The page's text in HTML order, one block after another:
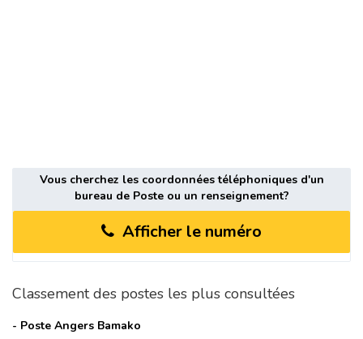
Vous cherchez les coordonnées téléphoniques d'un
bureau de Poste ou un renseignement?
Afficher le numéro
Classement des postes les plus consultées
- Poste Angers Bamako